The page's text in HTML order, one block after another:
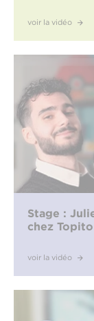
voir la vidéo
Stage :
chez Topito
voir la vidéo